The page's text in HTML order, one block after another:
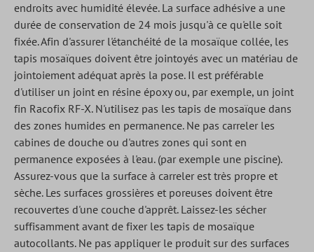
endroits avec humidité élevée. La surface adhésive a une
durée de conservation de 24 mois jusqu'à ce qu'elle soit
fixée. Afin d'assurer l'étanchéité de la mosaïque collée, les
tapis mosaïques doivent être jointoyés avec un matériau de
jointoiement adéquat après la pose. Il est préférable
d'utiliser un joint en résine époxy ou, par exemple, un joint
fin Racofix RF-X. N'utilisez pas les tapis de mosaïque dans
des zones humides en permanence. Ne pas carreler les
cabines de douche ou d'autres zones qui sont en
permanence exposées à l'eau. (par exemple une piscine).
Assurez-vous que la surface à carreler est très propre et
sèche. Les surfaces grossières et poreuses doivent être
recouvertes d'une couche d'apprêt. Laissez-les sécher
suffisamment avant de fixer les tapis de mosaïque
autocollants. Ne pas appliquer le produit sur des surfaces